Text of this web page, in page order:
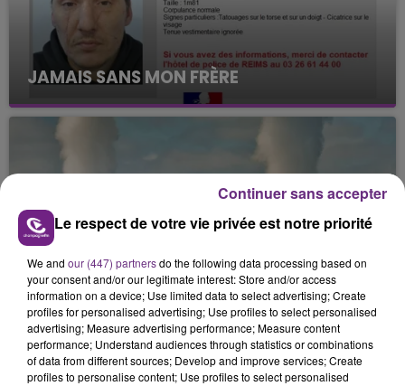
JAMAIS SANS MON FRÈRE
Julien Fourel n'a plus donné signé de vie depuis 5
mois. Sa sœur poursuit ses recherches pour le
retrouver.
LA CENTRALE NUCLÉAIRE DE CHOOZ
TOUJOURS À L'ARRÊT
Cela fait déjà une semaine que la centrale
nucléaire ardennaise est à l'arrêt. Une situation
justifiée par la sécheresse intense qui est toujours
Le respect de votre vie privée est notre priorité
We and our (447) partnersdo the following data processing based on
your consent and/or our legitimate interest: Store and/or access
information on a device; Use limited data to select advertising; Create
profiles for personalised advertising; Use profiles to select personalised
advertising; Measure advertising performance; Measure content
performance; Understand audiences through statistics or combinations
of data from different sources; Develop and improve services; Create
profiles to personalise content; Use profiles to select personalised
Continuer sans accepter